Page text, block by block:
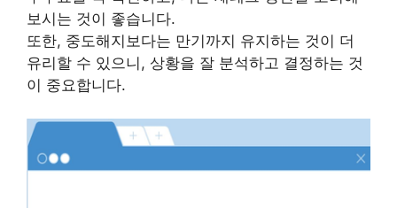
보시는 것이 좋습니다.
또한, 중도해지보다는 만기까지 유지하는 것이 더
유리할 수 있으니, 상황을 잘 분석하고 결정하는 것
이 중요합니다.